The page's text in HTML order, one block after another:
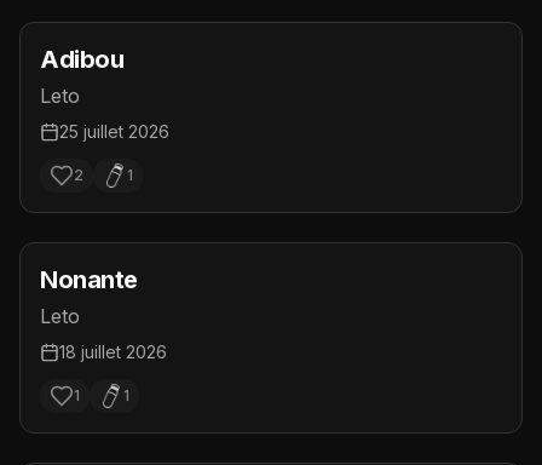
Adibou
Leto
25 juillet 2026
2 1
Nonante
Leto
18 juillet 2026
1 1